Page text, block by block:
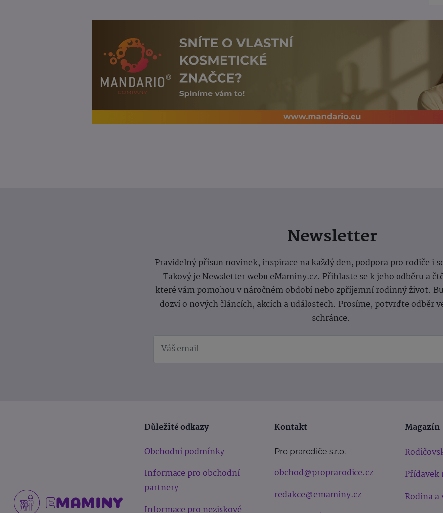
Newsletter
Pravidelný přísun novinek, inspirace na každý den, podpora pro rodiče i
Takový je Newsletter webu eMaminy.cz. Přihlaste se k jeho odběru a
které vám pomohou v náročném období nebo zpříjemní rodinný život.
dozví o nových článcích, akcích a událostech. Prosíme, potvrďte odběr
schránce.
Důležité odkazy
Obchodní podmínky
Informace pro obchodní
partnery
Informace pro neziskové
Kontakt
Pro prarodiče s.r.o.
obchod@proprarodice.cz
redakce@emaminy.cz
Magazín
Přídavek
Rodina a